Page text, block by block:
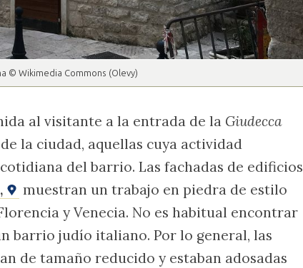
© Wikimedia Commons (Olevy)
al visitante a la entrada de la Giudecca
la ciudad, aquellas cuya actividad
del barrio. Las fachadas de edificios
muestran un trabajo en piedra de estilo
y Venecia. No es habitual encontrar
barrio judío italiano. Por lo general, las
de tamaño reducido y estaban adosadas